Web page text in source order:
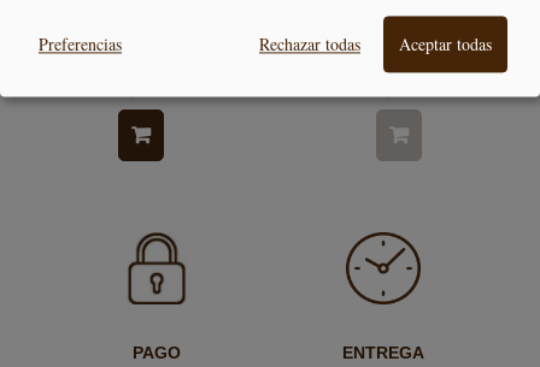
Express Negra
43,50 €
PAGO
ENTREGA
Preferencias Rechazar todas Aceptar todas